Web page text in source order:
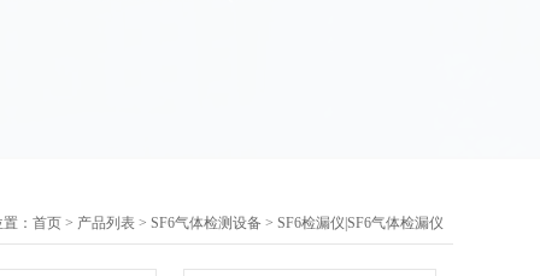
： 首页 > 产品列表 > SF6气体检测设备 > SF6检漏仪|SF6气体检漏仪